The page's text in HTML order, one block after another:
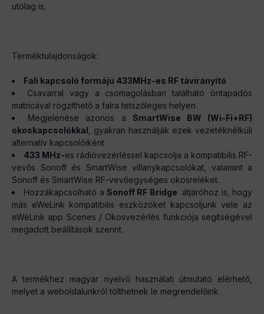
utólag is.
Terméktulajdonságok:
Fali kapcsoló formájú 433MHz-es RF távirányító
Csavarral vagy a csomagolásban található öntapadós
matricával rögzíthető a falra tetszőleges helyen
Megjelenése azonos a SmartWise BW (Wi-Fi+RF)
okoskapcsolókkal , gyakran használják ezek vezetéknélküli
alternatív kapcsolóiként
433 MHz-es rádióvezérléssel kapcsolja a kompatibilis RF-
vevős Sonoff és SmartWise villanykapcsolókat, valamint a
Sonoff és SmartWise RF-vevőegységes okosreléket.
Hozzákapcsolható aSonoff RF Bridge átjáróhoz is, hogy
más eWeLink kompatibilis eszközöket kapcsoljunk vele az
eWeLink app Scenes / Okosvezérlés funkciója segítségével
megadott beállítások szerint.
A termékhez magyar nyelvű használati útmutató elérhető,
melyet a weboldalunkról tölthetnek le megrendelőink.